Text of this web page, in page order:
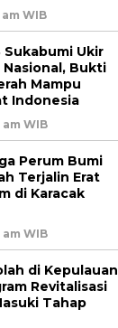
WIB
Sukabumi Ukir
Nasional, Bukti
Mampu
Indonesia
WIB
Perum Bumi
Terjalin Erat
di Karacak
WIB
di Kepulauan
Revitalisasi
Tahap